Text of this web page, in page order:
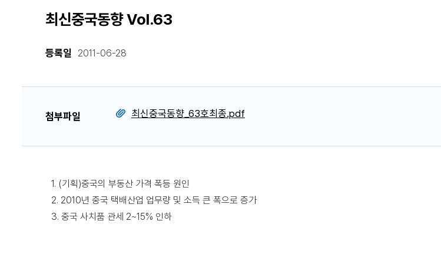
최신중국동향 Vol.63
등록일 2011-06-28
첨부파일 최신중국동향_63호최종.pdf
1. (기획)중국의 부동산 가격 폭등 원인
2. 2010년 중국 택배산업 업무량 및 소득 큰 폭으로 증가
3. 중국 사치품 관세 2~15% 인하